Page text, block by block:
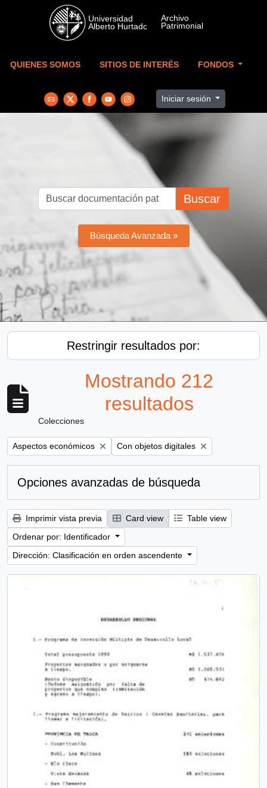
Skip to main content
QUIENES SOMOS SITIOS DE INTERÉS FONDOS
Iniciar sesión
Buscar
Búsqueda Avanzada »
Restringir resultados por:
Mostrando 212
resultados
Colecciones
Remove filter:
Aspectos económicos Remove filter:
Con objetos digitales
Opciones avanzadas de búsqueda
Imprimir vista previa Card view
Table view
Ordenar por: Identificador
Dirección: Clasificación en orden ascendente